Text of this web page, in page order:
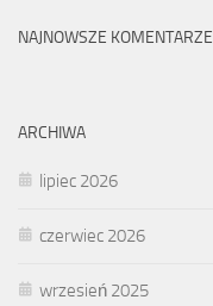
NAJNOWSZE KOMENTARZE
ARCHIWA
lipiec 2026
czerwiec 2026
wrzesień 2025